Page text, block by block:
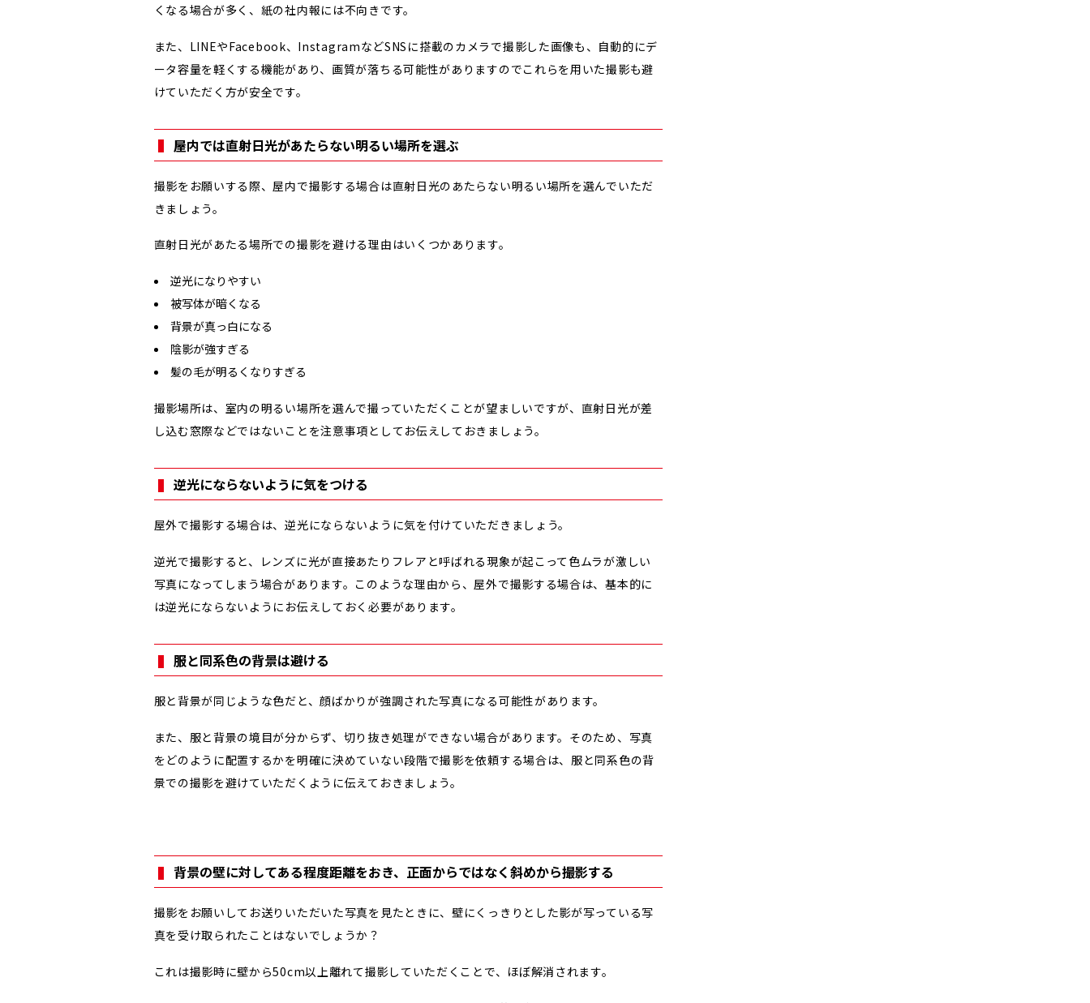
くなる場合が多く、紙の社内報には不向きです。
また、LINEやFacebook、InstagramなどSNSに搭載のカメラで撮影した画像も、自動的にデ
ータ容量を軽くする機能があり、画質が落ちる可能性がありますのでこれらを用いた撮影も避
けていただく方が安全です。
屋内では直射日光があたらない明るい場所を選ぶ
撮影をお願いする際、屋内で撮影する場合は直射日光のあたらない明るい場所を選んでいただ
きましょう。
直射日光があたる場所での撮影を避ける理由はいくつかあります。
逆光になりやすい
被写体が暗くなる
背景が真っ白になる
陰影が強すぎる
髪の毛が明るくなりすぎる
撮影場所は、室内の明るい場所を選んで撮っていただくことが望ましいですが、直射日光が差
し込む窓際などではないことを注意事項としてお伝えしておきましょう。
逆光にならないように気をつける
屋外で撮影する場合は、逆光にならないように気を付けていただきましょう。
逆光で撮影すると、レンズに光が直接あたりフレアと呼ばれる現象が起こって色ムラが激しい
写真になってしまう場合があります。このような理由から、屋外で撮影する場合は、基本的に
は逆光にならないようにお伝えしておく必要があります。
服と同系色の背景は避ける
服と背景が同じような色だと、顔ばかりが強調された写真になる可能性があります。
また、服と背景の境目が分からず、切り抜き処理ができない場合があります。そのため、写真
をどのように配置するかを明確に決めていない段階で撮影を依頼する場合は、服と同系色の背
景での撮影を避けていただくように伝えておきましょう。
背景の壁に対してある程度距離をおき、正面からではなく斜めから撮影する
撮影をお願いしてお送りいただいた写真を見たときに、壁にくっきりとした影が写っている写
真を受け取られたことはないでしょうか？
これは撮影時に壁から50cm以上離れて撮影していただくことで、ほぼ解消されます。